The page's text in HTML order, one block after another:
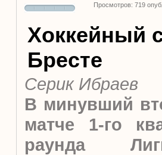
Просмотров: 719
Хоккейный
Бресте
Серик Ибраев
В минувший
матче 1-го
раунда